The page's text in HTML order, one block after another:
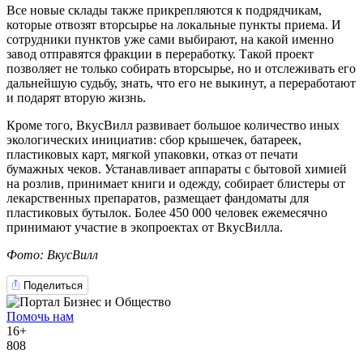
Все новые склады также прикрепляются к подрядчикам,
которые отвозят вторсырье на локальные пункты приема. И
сотрудники пунктов уже сами выбирают, на какой именно
завод отправятся фракции в переработку. Такой проект
позволяет не только собирать вторсырье, но и отслеживать его
дальнейшую судьбу, знать, что его не выкинут, а переработают
и подарят вторую жизнь.
Кроме того, ВкусВилл развивает большое количество иных
экологических инициатив: сбор крышечек, батареек,
пластиковых карт, мягкой упаковки, отказ от печати
бумажных чеков. Устанавливает аппараты с бытовой химией
на розлив, принимает книги и одежду, собирает блистеры от
лекарственных препаратов, размещает фандоматы для
пластиковых бутылок. Более 450 000 человек ежемесячно
принимают участие в экопроектах от ВкусВилла.
Фото: ВкусВилл
Поделиться
Помочь нам
16+
808